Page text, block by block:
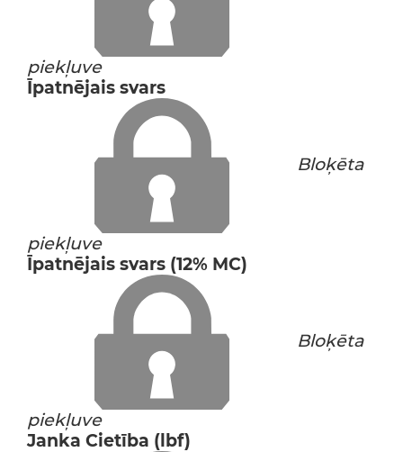
piekļuve
Īpatnējais svars
Bloķēta
piekļuve
Īpatnējais svars (12% MC)
Bloķēta
piekļuve
Janka Cietība (lbf)